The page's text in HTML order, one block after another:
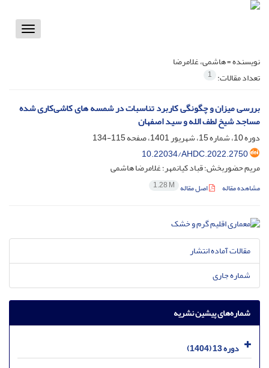
Toggle
نویسنده =هاشمی، غلامرضا
تعداد مقالات: 1
بررسی میزان و چگونگی کاربرد تناسبات در شمسه های کاشی‌کاری شده
مساجد شیخ لطف الله و سید اصفهان
دوره 10، شماره 15، شهریور 1401، صفحه
115-134
10.22034/AHDC.2022.2750
مریم حضوربخش؛ قباد کیانمهر؛ غلامرضا هاشمی
مشاهده مقاله اصل مقاله 1.28 M
مقالات آماده انتشار
شماره جاری
شماره‌های پیشین نشریه
دوره 13 (1404)